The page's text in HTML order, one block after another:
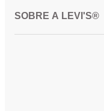
SOBRE A LEVI'S®